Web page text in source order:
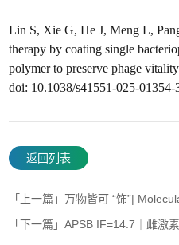
Lin S, Xie G, He J, Meng L,
therapy by coating single
polymer to preserve phage
doi: 10.1038/s41551-025-01354-
返回列表
「下一篇」APSB IF=14.7｜雌激